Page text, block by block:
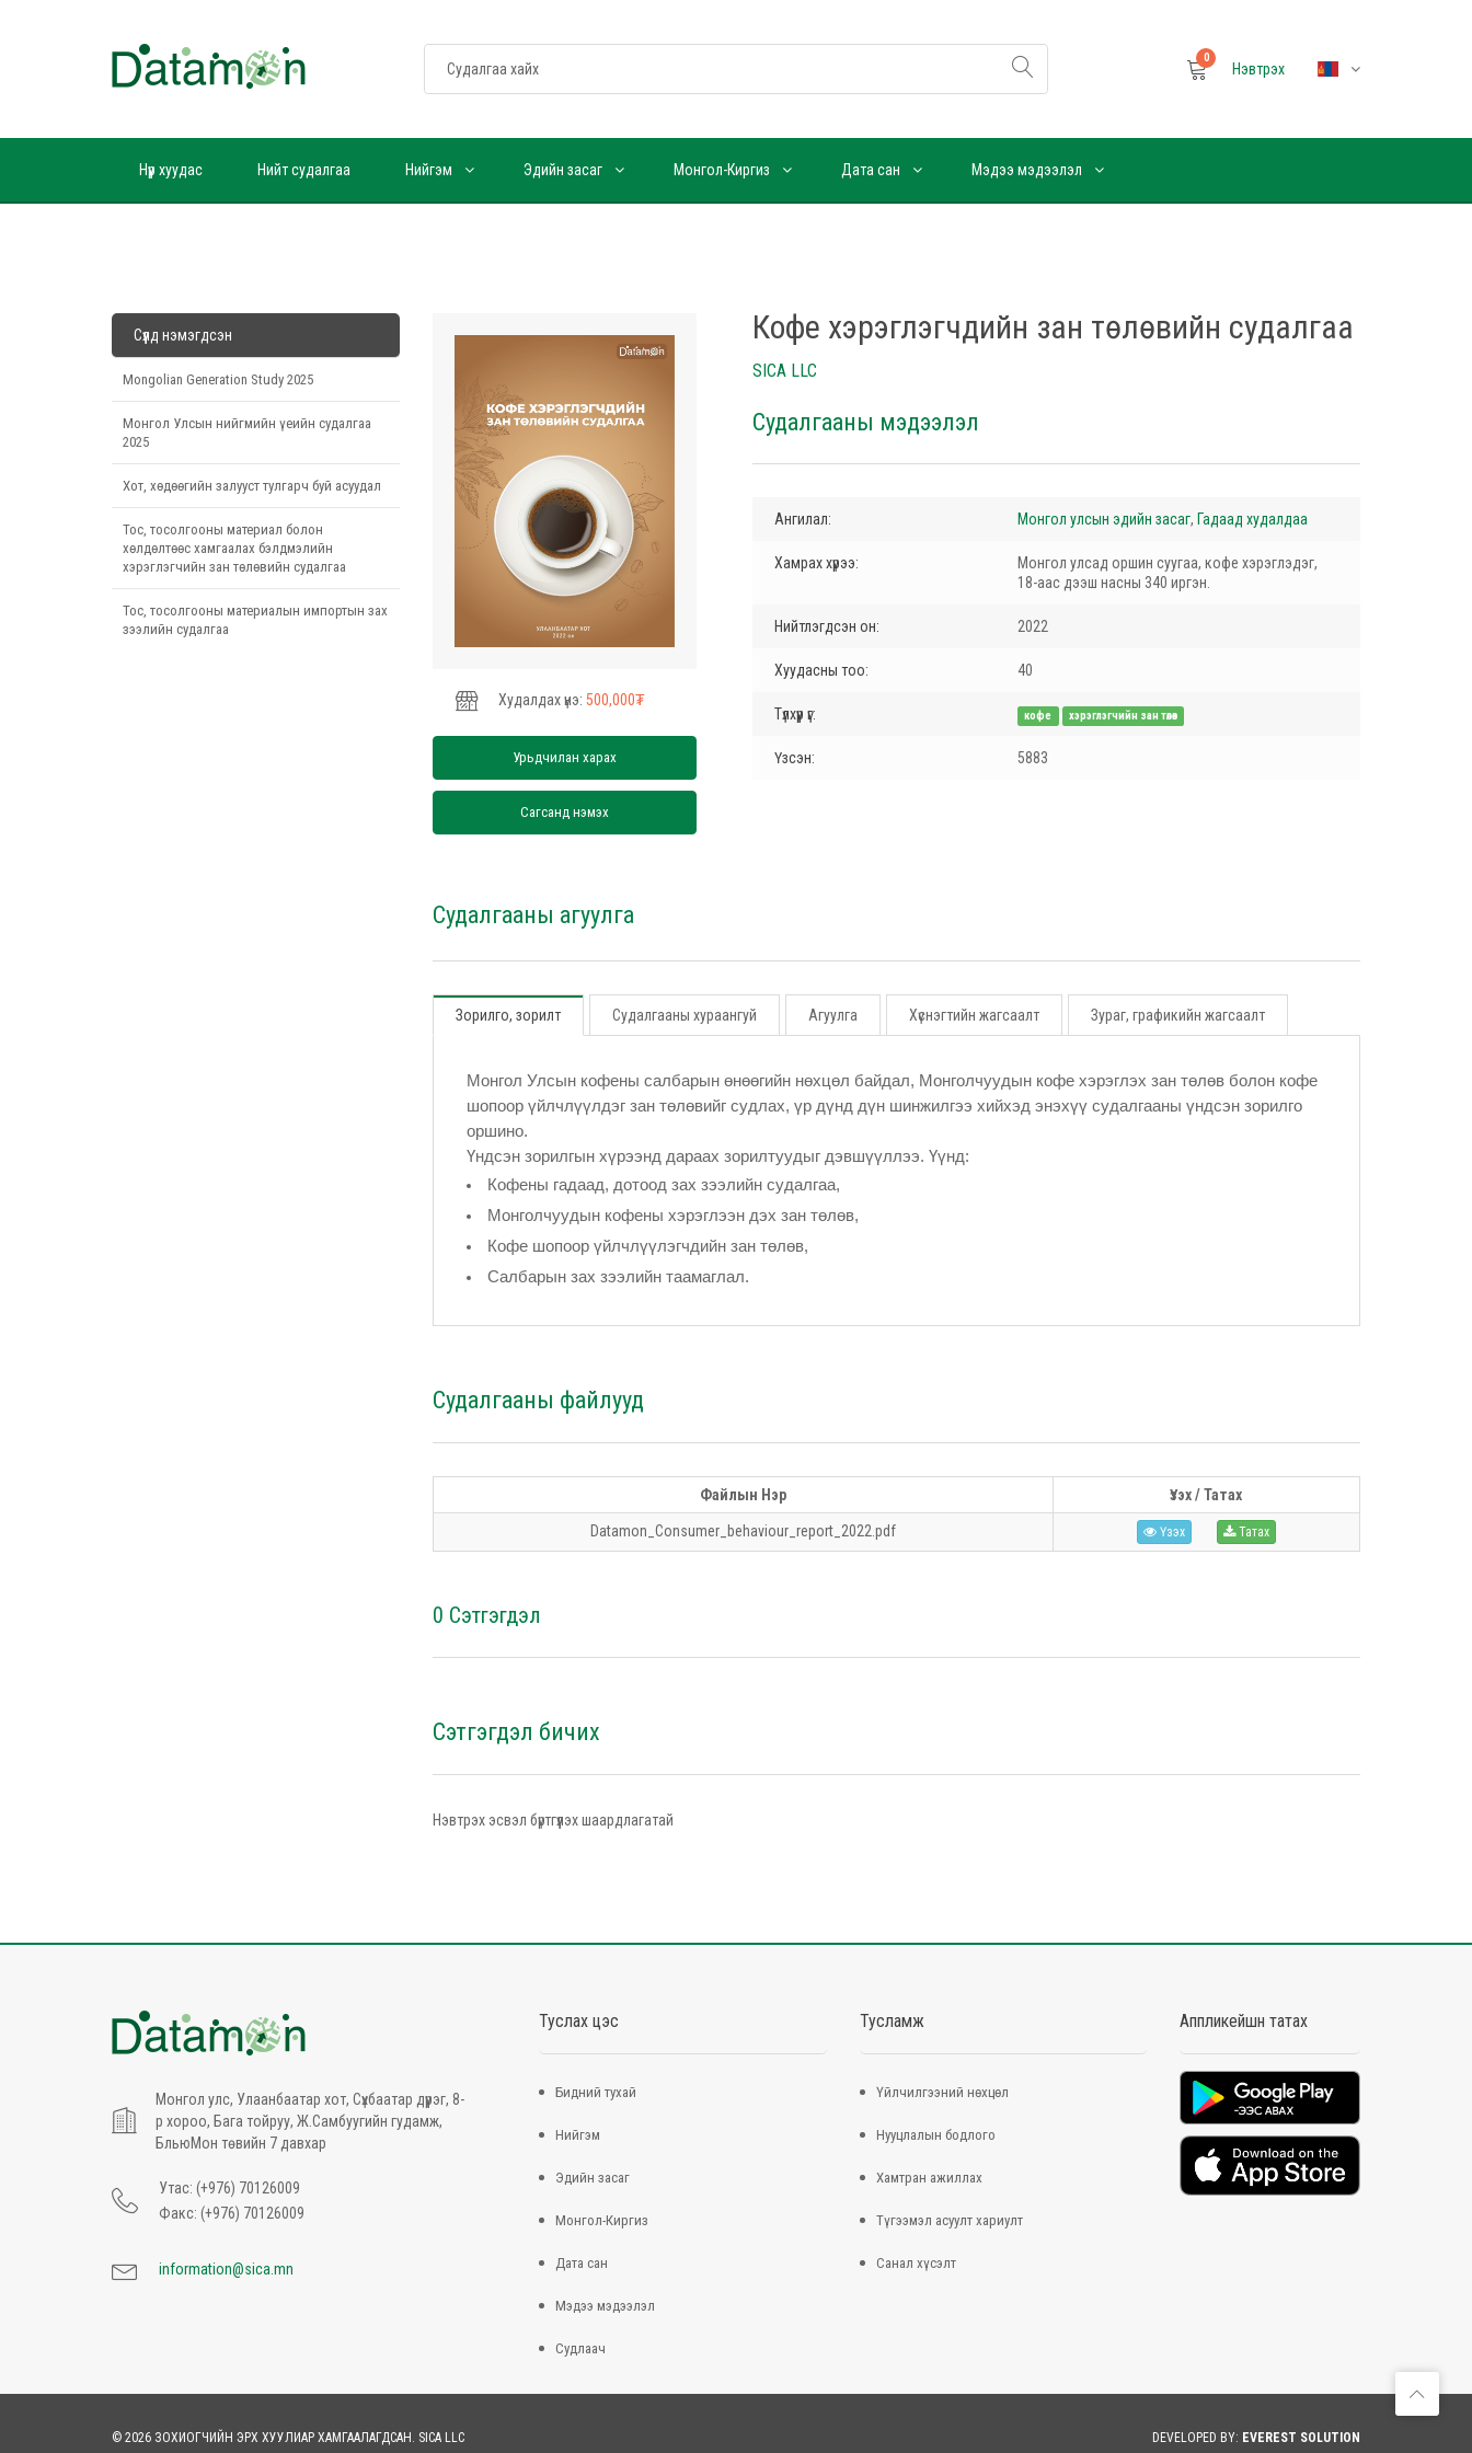
Нэвтрэх
0
Нүүр хуудас Нийт судалгаа Нийгэм Эдийн засаг Монгол-Киргиз Дата сан Мэдээ мэдээлэл
Худалдах үнэ: 500,000₮
Урьдчилан харах
Сагсанд нэмэх
Кофе хэрэглэгчдийн зан төлөвийн судалгаа
SICA LLC
Судалгааны мэдээлэл
Ангилал: Монгол улсын эдийн засаг, Гадаад худалдаа
Хамрах хүрээ:
Монгол улсад оршин суугаа, кофе хэрэглэдэг,
18-аас дээш насны 340 иргэн.
Нийтлэгдсэн он: 2022
Хуудасны тоо: 40
Түлхүүр үг: кофе хэрэглэгчийн зан төлөв
Үзсэн: 5883
Судалгааны агуулга
Зорилго, зорилт Судалгааны хураангуй Агуулга Хүснэгтийн жагсаалт Зураг, графикийн жагсаалт
Монгол Улсын кофены салбарын өнөөгийн нөхцөл байдал, Монголчуудын кофе хэрэглэх зан төлөв болон кофе
шопоор үйлчлүүлдэг зан төлөвийг судлах, үр дүнд дүн шинжилгээ хийхэд энэхүү судалгааны үндсэн зорилго
оршино.
Үндсэн зорилгын хүрээнд дараах зорилтуудыг дэвшүүллээ. Үүнд:
Кофены гадаад, дотоод зах зээлийн судалгаа,
Монголчуудын кофены хэрэглээн дэх зан төлөв,
Кофе шопоор үйлчлүүлэгчдийн зан төлөв,
Салбарын зах зээлийн таамаглал.
Судалгааны файлууд
Файлын Нэр Үзэх / Татах
Datamon_Consumer_behaviour_report_2022.pdf Үзэх Татах
0 Сэтгэгдэл
Сэтгэгдэл бичих
Нэвтрэх эсвэл бүртгүүлэх шаардлагатай
Сүүлд нэмэгдсэн
Mongolian Generation Study 2025
Монгол Улсын нийгмийн үеийн судалгаа
2025
Хот, хөдөөгийн залууст тулгарч буй асуудал
Тос, тосолгооны материал болон
хөлдөлтөөс хамгаалах бэлдмэлийн
хэрэглэгчийн зан төлөвийн судалгаа
Тос, тосолгооны материалын импортын зах
зээлийн судалгаа
Монгол улс, Улаанбаатар хот, Сүхбаатар дүүрэг, 8-
р хороо, Бага тойруу, Ж.Самбуугийн гудамж,
БльюМон төвийн 7 давхар
Утас: (+976) 70126009
Факс: (+976) 70126009
information@sica.mn
Туслах цэс
Бидний тухай
Нийгэм
Эдийн засаг
Монгол-Киргиз
Дата сан
Мэдээ мэдээлэл
Судлаач
Тусламж
Үйлчилгээний нөхцөл
Нууцлалын бодлого
Хамтран ажиллах
Түгээмэл асуулт хариулт
Санал хүсэлт
Аппликейшн татах
© 2026 ЗОХИОГЧИЙН ЭРХ ХУУЛИАР ХАМГААЛАГДСАН. SICA LLC DEVELOPED BY: EVEREST SOLUTION